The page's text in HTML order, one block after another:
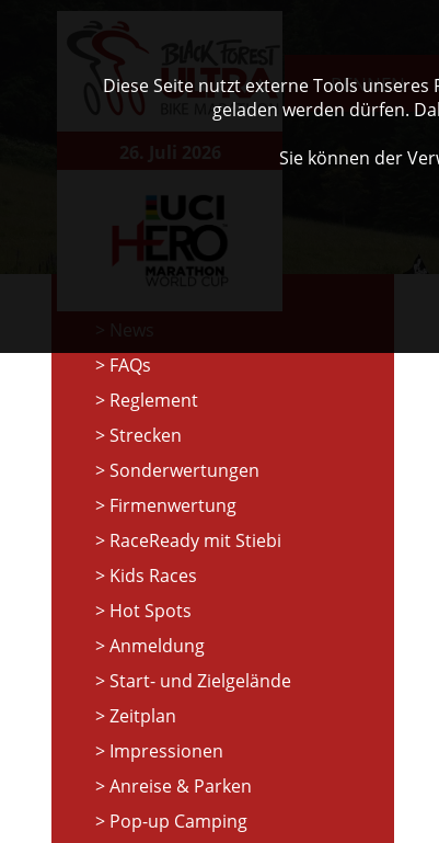
RENNEN
FAQs
Reglement
Strecken
Sonderwertungen
Firmenwertung
RaceReady mit Stiebi
Kids Races
Hot Spots
Anmeldung
Start- und Zielgelände
Zeitplan
Impressionen
Anreise & Parken
Pop-up Camping
Diese Seite nutzt externe Tools
geladen werden dürfen.
Sie können der